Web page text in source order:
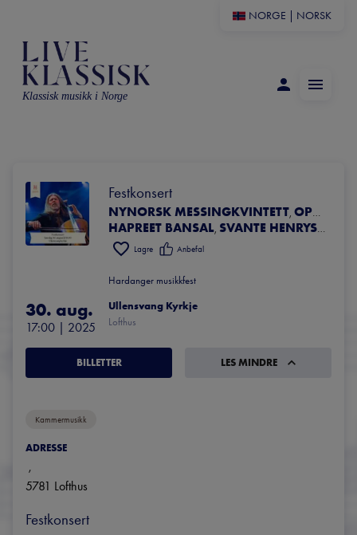
NORGE NORSK
Klassisk musikk i Norge
Festkonsert
NYNORSK MESSINGKVINTETT, OPUS 13
HAPREET BANSAL, SVANTE HENRYSON
Lagre Anbefal
Hardanger musikkfest
30. aug.
17:00 | 2025
Ullensvang Kyrkje
Lofthus
BILLETTER LES MINDRE
Kammermusikk
ADRESSE
,
5781 Lofthus
Festkonsert